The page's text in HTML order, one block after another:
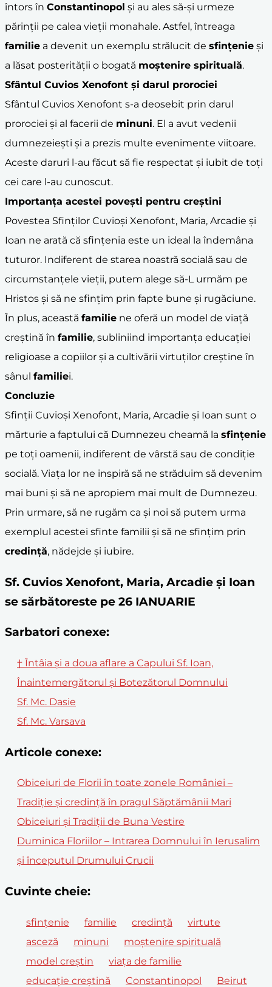
întors în Constantinopol și au ales să-și urmeze
părinții pe calea vieții monahale. Astfel, întreaga
familie a devenit un exemplu strălucit de sfințenie și
a lăsat posterității o bogată moștenire spirituală.
Sfântul Cuvios Xenofont și darul prorociei
Sfântul Cuvios Xenofont s-a deosebit prin darul
prorociei și al facerii de minuni. El a avut vedenii
dumnezeiești și a prezis multe evenimente viitoare.
Aceste daruri l-au făcut să fie respectat și iubit de toți
cei care l-au cunoscut.
Importanța acestei povești pentru creștini
Povestea Sfinților Cuvioși Xenofont, Maria, Arcadie și
Ioan ne arată că sfințenia este un ideal la îndemâna
tuturor. Indiferent de starea noastră socială sau de
circumstanțele vieții, putem alege să-L urmăm pe
Hristos și să ne sfințim prin fapte bune și rugăciune.
În plus, această familie ne oferă un model de viață
creștină în familie, subliniind importanța educației
religioase a copiilor și a cultivării virtuților creștine în
sânul familiei.
Concluzie
Sfinții Cuvioși Xenofont, Maria, Arcadie și Ioan sunt o
mărturie a faptului că Dumnezeu cheamă la sfințenie
pe toți oamenii, indiferent de vârstă sau de condiție
socială. Viața lor ne inspiră să ne străduim să devenim
mai buni și să ne apropiem mai mult de Dumnezeu.
Prin urmare, să ne rugăm ca și noi să putem urma
exemplul acestei sfinte familii și să ne sfințim prin
credință, nădejde și iubire.
Sf. Cuvios Xenofont, Maria, Arcadie şi Ioan
se sărbătoreste pe 26 IANUARIE
Sarbatori conexe:
† Întâia și a doua aflare a Capului Sf. Ioan,
Înaintemergătorul și Botezătorul Domnului
Sf. Mc. Dasie
Sf. Mc. Varsava
Articole conexe:
Obiceiuri de Florii în toate zonele României –
Tradiție și credință în pragul Săptămânii Mari
Obiceiuri și Tradiții de Buna Vestire
Duminica Floriilor – Intrarea Domnului în Ierusalim
și începutul Drumului Crucii
Cuvinte cheie:
sfințenie familie credință
virtute
asceză
minuni
moștenire spirituală
model creștin
viața de familie
educație creștină
Constantinopol Beirut